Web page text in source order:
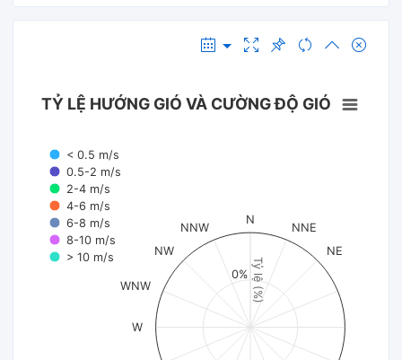
Tỷ lệ (%)
TỶ LỆ HƯỚNG GIÓ VÀ CƯỜNG ĐỘ GIÓ
< 0.5 m/s
0.5-2 m/s
2-4 m/s
4-6 m/s
6-8 m/s
8-10 m/s
> 10 m/s
N
NNE
NE
W
WNW
NW
NNW
0%